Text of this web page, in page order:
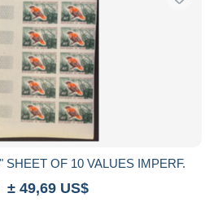
SHEET OF 10 VALUES IMPERF.
± 49,69 US$